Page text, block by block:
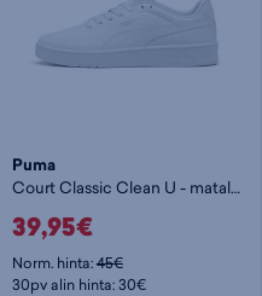
Puma
Court Classic Clean U - matalavartiset tennarit
39,95€
Norm. hinta:45€
30pv alin hinta: 30€